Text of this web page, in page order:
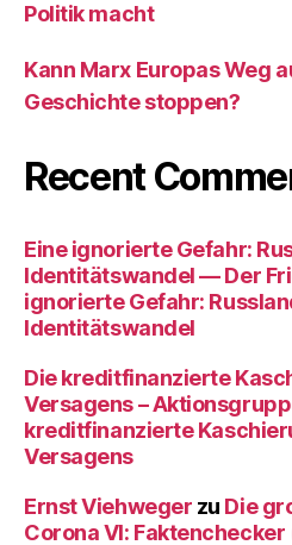
Politik macht
Kann Marx Europas Weg
Geschichte stoppen?
Recent
Eine ignorierte Gefahr:
Identitätswandel — Der
ignorierte Gefahr:
Identitätswandel
Die kreditfinanzierte
Versagens –
kreditfinanzierte
Versagens
Ernst Viehweger zu Die
Corona VI: Faktenchecker